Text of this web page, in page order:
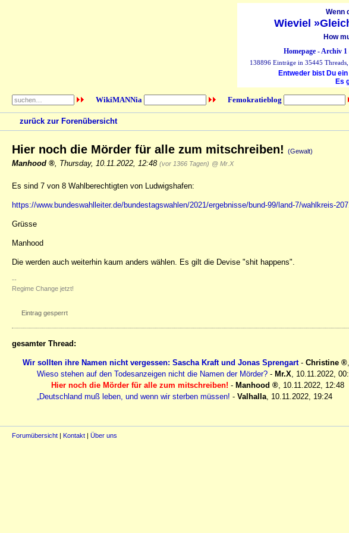
Wenn
Wieviel
How
Homepage-Archiv 1
138896 Einträge in 35445
Entweder bist Du
Es
WikiMANNia Femokratieblog
zurück zur Forenübersicht
Hier noch die Mörder für alle zum mitschreiben! (Gewalt)
Manhood Thursday, 10.11.2022, 12:48 (vor 1366 Tagen) @ Mr.X
Es sind 7 von 8 Wahlberechtigten von Ludwigshafen:
https://www.bundeswahlleiter.de/bundestagswahlen/2021/ergebnisse/bund-99/land-7/wahlkreis-
Grüsse
Manhood
Die werden auch weiterhin kaum anders wählen. Es gilt die Devise "shit happens".
--
Regime Change jetzt!
Eintrag gesperrt
gesamter Thread:
Wir sollten ihre Namen nicht vergessen: Sascha Kraft und Jonas Sprengart- Christine ,
Wieso stehen auf den Todesanzeigen nicht die Namen der Mörder? - Mr.X, 10.11.2022,
Hier noch die Mörder für alle zum mitschreiben! - Manhood , 10.11.2022, 12:48
„Deutschland muß leben, und wenn wir sterben müssen! - Valhalla, 10.11.2022, 19:24
Forumübersicht | Kontakt | Über uns